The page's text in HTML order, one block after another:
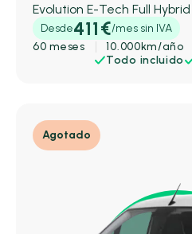
Evolution E-Tech Full Hybrid
Desde411€/mes sin IVA
60 meses
10.000km/año
Todo incluido
Agotado